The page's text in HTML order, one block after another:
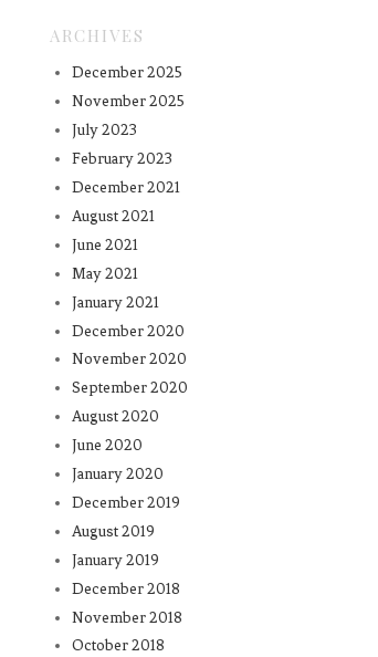
ARCHIVES
December 2025
November 2025
July 2023
February 2023
December 2021
August 2021
June 2021
May 2021
January 2021
December 2020
November 2020
September 2020
August 2020
June 2020
January 2020
December 2019
August 2019
January 2019
December 2018
November 2018
October 2018